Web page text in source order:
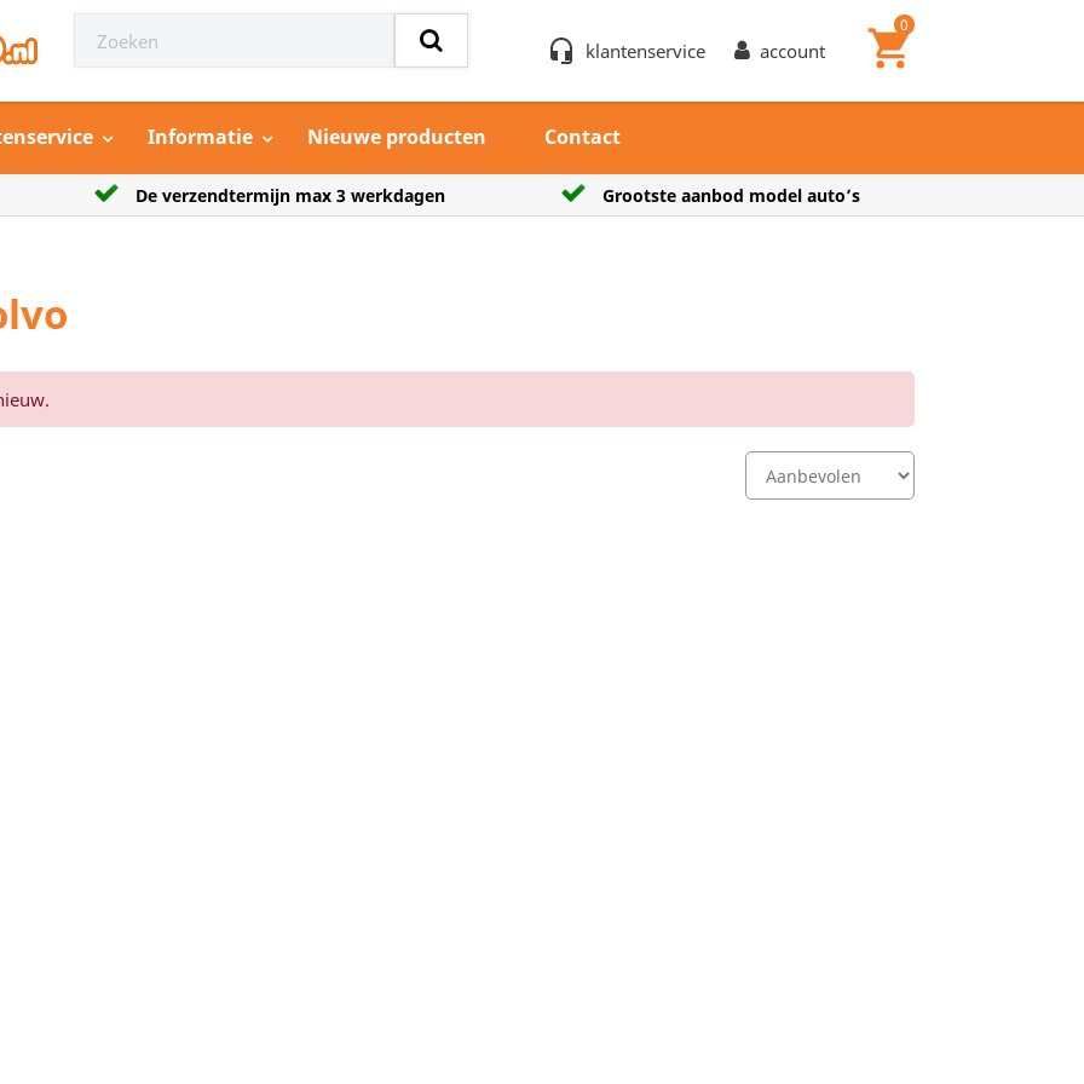
headset_mic klantenservice account shopping_cart
0
Informatie Nieuwe producten Contact
max 3 werkdagen Grootste aanbod model auto’s Verzendkosten € 7,25